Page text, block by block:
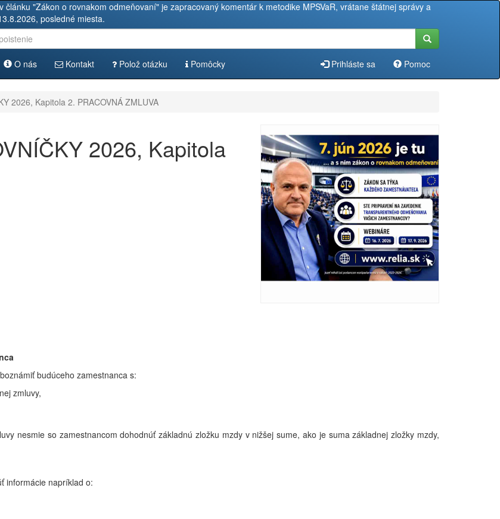
"Zákon o rovnakom odmeňovaní" je zapracovaný komentár k metodike MPSVaR, vrátane štátnej správy a
posledné miesta.
O nás Kontakt Polož otázku Pomôcky Prihláste sa Pomoc
2026, Kapitola 2. PRACOVNÁ ZMLUVA
2026, Kapitola
budúceho zamestnanca s:
zmluvy,
nesmie so zamestnancom dohodnúť základnú zložku mzdy v nižšej sume, ako je suma základnej zložky mzdy,
informácie napríklad o: